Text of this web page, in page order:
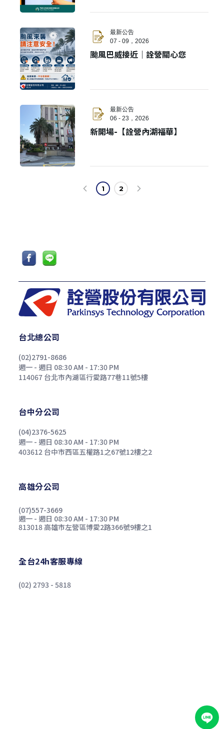
最新公告
07 - 09，2026
颱風巴威接近｜詮營關心您
最新公告
06 - 23，2026
新開場-【詮營內湖福華】
1 2
台北總公司
(02)2791-8686
週一 - 週日 08:30 AM - 17:30 PM
114067 台北市內湖區行愛路77巷11號5樓
台中分公司
(04)2376-5625
週一 - 週日 08:30 AM - 17:30 PM
403612 台中市西區五權路1之67號12樓之2
高雄分公司
(07)557-3669
週一 - 週日 08:30 AM - 17:30 PM
813018 高雄市左營區博愛2路366號9樓之1
全台24h客服專線
(02) 2793 - 5818